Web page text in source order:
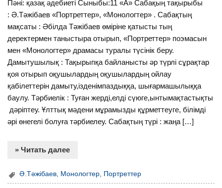
Пәні: қазақ әдебиеті Сыныбы:11 «А» Сабақың тақырыбы
: Ә.Тәжібаев «Портреттер», «Монологтер» . Сабақтың
мақсаты : Әбілда Тәжібаев өміріне қатысты тың
деректермен таныстыра отырып, «Портреттер» поэмасын
мен «Монологтер» драмасы туралы түсінік беру.
Дамытушылық : Тақырыпқа байланысты әр түрлі сұрақтар
қоя отырып оқушылардың оқушылардың ойлау
қабілеттерін дамыту,ізденімпаздыққа, шығармашылыққа
баулу. Тәрбиелік : Туған жерді,елді сүюге,ынтымақтастықты
дәріптеу. Ұлттық мәдени мұрамызды құрметтеуге, білімді
әрі өнегелі болуға тәрбиелеу. Сабақтың түрі : жаңа […]
» Читать далее
Ә.Тәжібаев, Монологтер, Портреттер